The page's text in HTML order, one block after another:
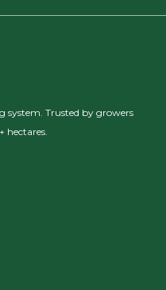
system. Trusted by growers
hectares.